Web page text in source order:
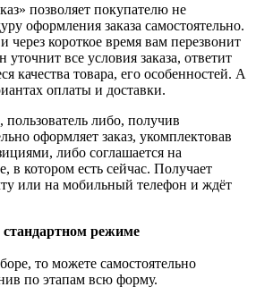
позволяет покупателю не
оформления заказа самостоятельно.
через короткое время вам перезвонит
все условия заказа, ответит
качества товара, его особенностей. А
оплаты и доставки.
пользователь либо, получив
оформляет заказ, укомплектовав
либо соглашается на
в котором есть сейчас. Получает
или на мобильный телефон и ждёт
режиме
то можете самостоятельно
по этапам всю форму.